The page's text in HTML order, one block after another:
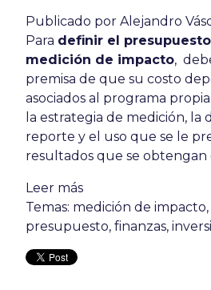
Publicado por Alejandro
Para definir el
medición de impacto,
premisa de que su costo
asociados al programa
la estrategia de medición, la
reporte y el uso que se le
resultados que se obtengan
Leer más
Temas: medición de impacto,
presupuesto, finanzas,